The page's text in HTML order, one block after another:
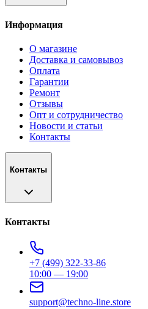
Информация
О магазине
Доставка и самовывоз
Оплата
Гарантии
Ремонт
Отзывы
Опт и сотрудничество
Новости и статьи
Контакты
Контакты
Контакты
+7 (499) 322-33-86
10:00 — 19:00
support@techno-line.store